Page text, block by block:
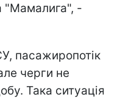
"Мамалига", -
пасажиропотік
черги не
Така ситуація